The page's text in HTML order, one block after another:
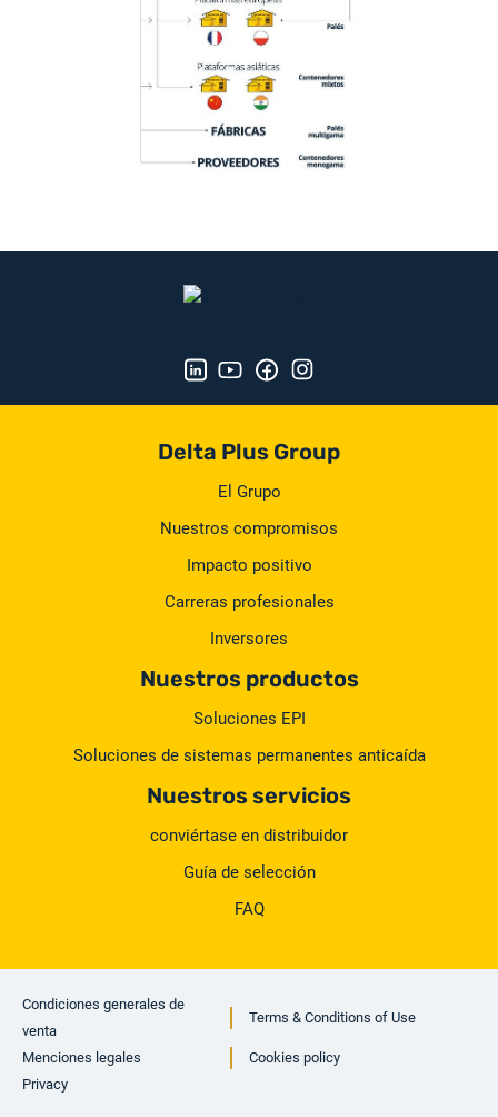
Delta Plus Group
El Grupo
Nuestros compromisos
Impacto positivo
Carreras profesionales
Inversores
Nuestros productos
Soluciones EPI
Soluciones de sistemas permanentes anticaída
Nuestros servicios
conviértase en distribuidor
Guía de selección
FAQ
Condiciones generales de
venta
Terms & Conditions of Use
Menciones legales
Cookies policy
Privacy